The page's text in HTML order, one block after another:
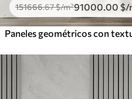
151666.67$/m²91000 .00 $/